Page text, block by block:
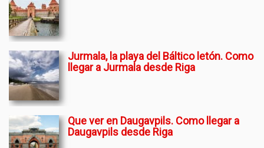
Jurmala, la playa del Báltico letón. Como
llegar a Jurmala desde Riga
Que ver en Daugavpils. Como llegar a
Daugavpils desde Riga